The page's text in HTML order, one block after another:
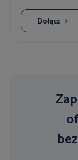
Dołącz